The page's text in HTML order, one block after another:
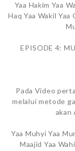
Yaa Hakim Yaa
Haq Yaa Wakil Yaa
EPISODE 4:
Pada Video
melalui metode
akan
Yaa Muhyi Yaa
Maajid Yaa